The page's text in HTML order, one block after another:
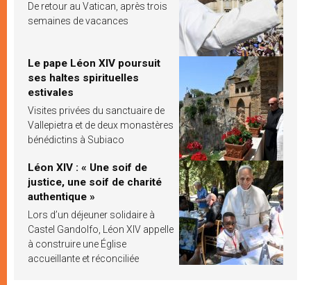
De retour au Vatican, après trois
semaines de vacances
Le pape Léon XIV poursuit
ses haltes spirituelles
estivales
Visites privées du sanctuaire de
Vallepietra et de deux monastères
bénédictins à Subiaco
Léon XIV : « Une soif de
justice, une soif de charité
authentique »
Lors d’un déjeuner solidaire à
Castel Gandolfo, Léon XIV appelle
à construire une Église
accueillante et réconciliée